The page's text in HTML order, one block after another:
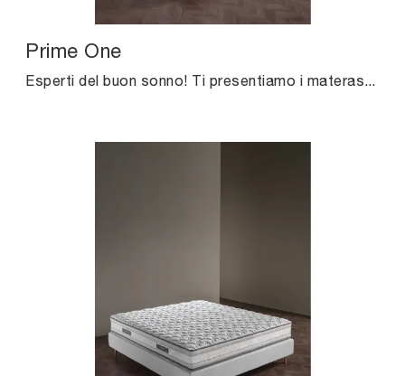
Prime One
Esperti del buon sonno! Ti presentiamo i materassi matrimoniali in lattice di Altrenotti: clicca e ottieni informazioni sul modello Prime One.